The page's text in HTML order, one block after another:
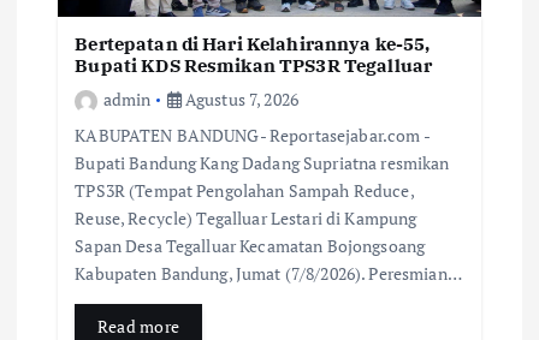
Bertepatan di Hari Kelahirannya ke-55,
Bupati KDS Resmikan TPS3R Tegalluar
admin
Agustus 7, 2026
KABUPATEN BANDUNG- Reportasejabar.com -
Bupati Bandung Kang Dadang Supriatna resmikan
TPS3R (Tempat Pengolahan Sampah Reduce,
Reuse, Recycle) Tegalluar Lestari di Kampung
Sapan Desa Tegalluar Kecamatan Bojongsoang
Kabupaten Bandung, Jumat (7/8/2026). Peresmian…
Read more